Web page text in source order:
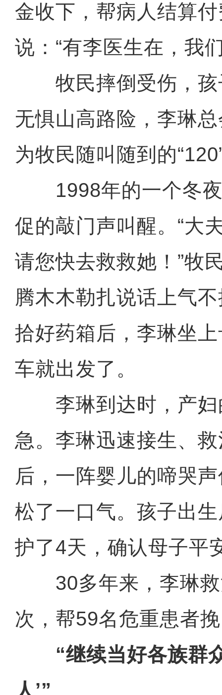
金收下，帮病人结算
说：“有李医生在，我
牧民摔倒受伤，
无惧山高路险，李琳
为牧民随叫随到的
1998年的一个冬夜
促的敲门声叫醒。“大
请您快去救救她！”牧
腾木木勒扎说话上气
拾好药箱后，李琳坐
车就出发了。
李琳到达时，产妇
急。李琳迅速接生、
后，一阵婴儿的啼哭
松了一口气。孩子出
护了4天，确认母子平
30多年来，李琳救
次，帮59名危重患者
“继续当好各族群
人’”